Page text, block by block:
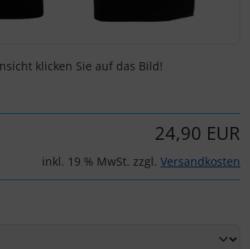
klicken Sie auf das Bild!
24,90 EUR
inkl. 19 % MwSt. zzgl. Versandkosten